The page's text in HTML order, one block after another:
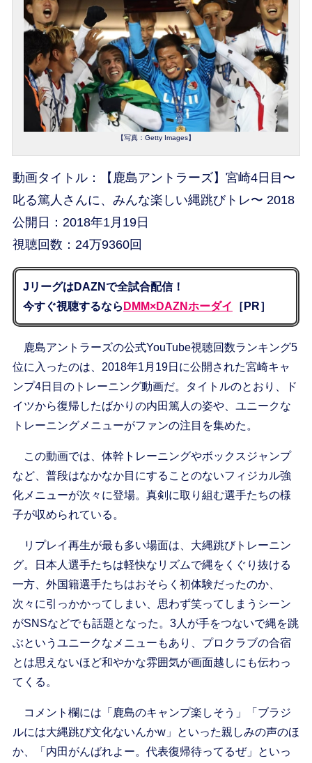
【写真：Getty Images】
動画タイトル：【鹿島アントラーズ】宮崎4日目〜
叱る篤人さんに、みんな楽しい縄跳びトレ〜 2018
公開日：2018年1月19日
視聴回数：24万9360回
JリーグはDAZNで全試合配信！
今すぐ視聴するなら DMM×DAZNホーダイ ［PR］
鹿島アントラーズの公式YouTube視聴回数ランキング5
位に入ったのは、2018年1月19日に公開された宮崎キャ
ンプ4日目のトレーニング動画だ。タイトルのとおり、ド
イツから復帰したばかりの内田篤人の姿や、ユニークな
トレーニングメニューがファンの注目を集めた。
この動画では、体幹トレーニングやボックスジャンプ
など、普段はなかなか目にすることのないフィジカル強
化メニューが次々に登場。真剣に取り組む選手たちの様
子が収められている。
リプレイ再生が最も多い場面は、大縄跳びトレーニン
グ。日本人選手たちは軽快なリズムで縄をくぐり抜ける
一方、外国籍選手たちはおそらく初体験だったのか、
次々に引っかかってしまい、思わず笑ってしまうシーン
がSNSなどでも話題となった。3人が手をつないで縄を跳
ぶというユニークなメニューもあり、プロクラブの合宿
とは思えないほど和やかな雰囲気が画面越しにも伝わっ
てくる。
コメント欄には「鹿島のキャンプ楽しそう」「ブラジ
ルには大縄跳び文化ないんかw」といった親しみの声のほ
か、「内田がんばれよー。代表復帰待ってるぜ」といっ